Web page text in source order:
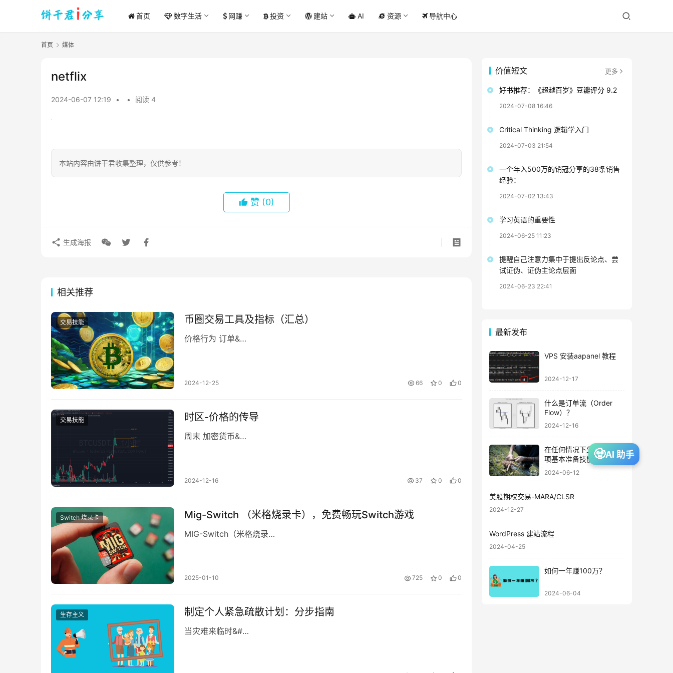
首页 数字生活 网赚 投资 建站 AI 资源 导航中心
首页 媒体
netflix
2024-06-07 12:19 • • 阅读 4
本站内容由饼干君收集整理，仅供参考！
赞 (0)
生成海报
相关推荐
交易技能 币圈交易工具及指标（汇总）
价格行为 订单&…
2024-12-25 66 0 0
交易技能 时区-价格的传导
周末 加密货币&…
2024-12-16 37 0 0
Switch 烧录卡 Mig-Switch （米格烧录卡），免费畅玩Switch游戏
MIG-Switch（米格烧录…
2025-01-10 725 0 0
生存主义 制定个人紧急疏散计划：分步指南
当灾难来临时&#…
价值短文 更多
好书推荐：《超越百岁》豆瓣评分 9.2
2024-07-08 16:46
Critical Thinking 逻辑学入门
2024-07-03 21:54
一个年入500万的销冠分享的38条销售
经验：
2024-07-02 13:43
学习英语的重要性
2024-06-25 11:23
提醒自己注意力集中于提出反论点、尝
试证伪、证伪主论点层面
2024-06-23 22:41
最新发布
VPS 安装aapanel 教程
2024-12-17
什么是订单流（Order
Flow）？
2024-12-16
在任何情况下生存的 10
项基本准备技能
2024-06-12
美股期权交易-MARA/CLSR
2024-12-27
WordPress 建站流程
2024-04-25
如何一年赚100万？
2024-06-04
🧟AI 助手